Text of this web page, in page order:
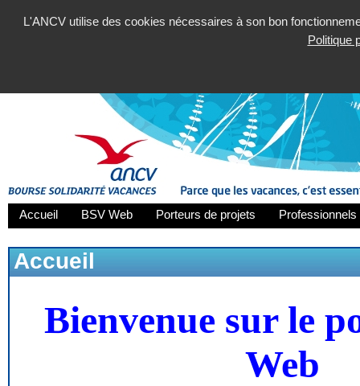
L'ANCV utilise des cookies nécessaires à son bon
Politique
Accueil BSV Web Porteurs de projets
Accueil
Bienvenue sur le
Web